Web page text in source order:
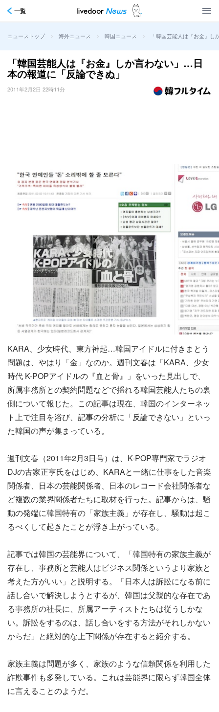
一覧
ニューストップ > 海外ニュース > 韓国ニュース > 「韓国芸能人は『お金』
「韓国芸能人は『お金』しか言わない」…日
本の報道に「反論できぬ」
2011年2月2日 22時11分
KARA、少女時代、東方神起…韓国アイドルに付きまとう
問題は、やはり「金」なのか。週刊文春は「KARA、少女
時代 K-POPアイドルの『血と骨』」をいった見出しで、
所属事務所との契約問題などで揺れる韓国芸能人たちの裏
側について報じた。この記事は現在、韓国のインターネッ
ト上で注目を浴び、記事の分析に「反論できない」といっ
た韓国の声が集まっている。
週刊文春（2011年2月3日号）は、K-POP専門家でラジオ
DJの古家正亨氏をはじめ、KARAと一緒に仕事をした音楽
関係者、日本の芸能関係者、日本のレコード会社関係者な
ど複数の業界関係者たちに取材を行った。記事からは、騒
動の発端に韓国特有の「家族主義」が存在し、騒動は起こ
るべくして起きたことが浮き上がっている。
記事では韓国の芸能界について、「韓国特有の家族主義が
存在し、事務所と芸能人はビジネス関係というより家族と
考えた方がいい」と説明する。「日本人は訴訟になる前に
話し合いで解決しようとするが、韓国は父親的な存在であ
る事務所の社長に、所属アーティストたちは従うしかな
い。訴訟をするのは、話し合いをする方法がそれしかない
からだ」と絶対的な上下関係が存在すると紹介する。
家族主義は問題が多く、家族のような信頼関係を利用した
詐欺事件も多発している。これは芸能界に限らず韓国全体
に言えることのようだ。